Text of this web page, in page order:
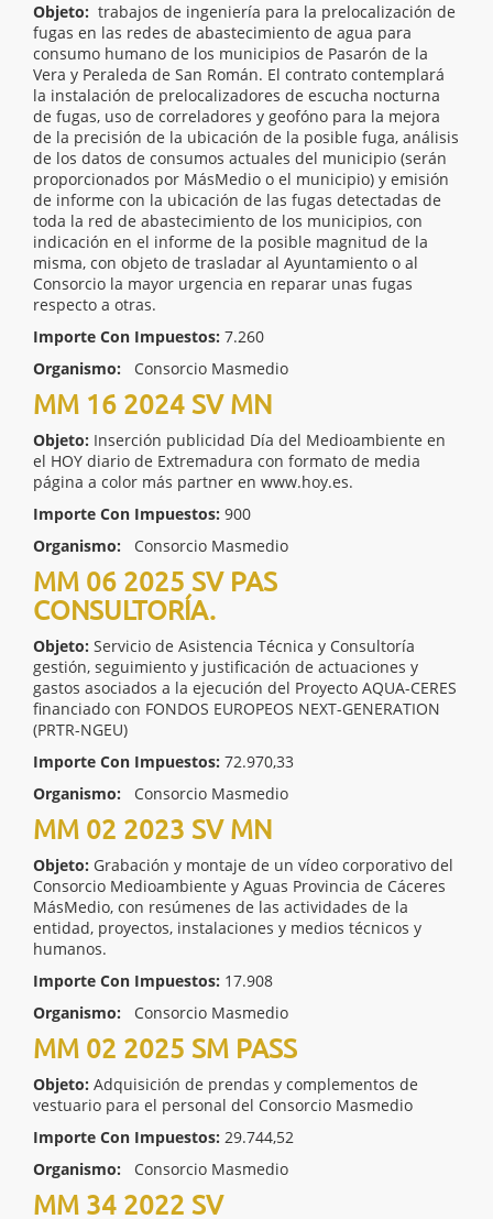
Objeto: trabajos de ingeniería para la prelocalización de
fugas en las redes de abastecimiento de agua para
consumo humano de los municipios de Pasarón de la
Vera y Peraleda de San Román. El contrato contemplará
la instalación de prelocalizadores de escucha nocturna
de fugas, uso de correladores y geofóno para la mejora
de la precisión de la ubicación de la posible fuga, análisis
de los datos de consumos actuales del municipio (serán
proporcionados por MásMedio o el municipio) y emisión
de informe con la ubicación de las fugas detectadas de
toda la red de abastecimiento de los municipios, con
indicación en el informe de la posible magnitud de la
misma, con objeto de trasladar al Ayuntamiento o al
Consorcio la mayor urgencia en reparar unas fugas
respecto a otras.
Importe Con Impuestos: 7.260
Organismo:
Consorcio Masmedio
MM 16 2024 SV MN
Objeto: Inserción publicidad Día del Medioambiente en
el HOY diario de Extremadura con formato de media
página a color más partner en www.hoy.es.
Importe Con Impuestos: 900
Organismo:
Consorcio Masmedio
MM 06 2025 SV PAS
CONSULTORÍA.
Objeto: Servicio de Asistencia Técnica y Consultoría
gestión, seguimiento y justificación de actuaciones y
gastos asociados a la ejecución del Proyecto AQUA-CERES
financiado con FONDOS EUROPEOS NEXT-GENERATION
(PRTR-NGEU)
Importe Con Impuestos: 72.970,33
Organismo:
Consorcio Masmedio
MM 02 2023 SV MN
Objeto: Grabación y montaje de un vídeo corporativo del
Consorcio Medioambiente y Aguas Provincia de Cáceres
MásMedio, con resúmenes de las actividades de la
entidad, proyectos, instalaciones y medios técnicos y
humanos.
Importe Con Impuestos: 17.908
Organismo:
Consorcio Masmedio
MM 02 2025 SM PASS
Objeto: Adquisición de prendas y complementos de
vestuario para el personal del Consorcio Masmedio
Importe Con Impuestos: 29.744,52
Organismo:
Consorcio Masmedio
MM 34 2022 SV